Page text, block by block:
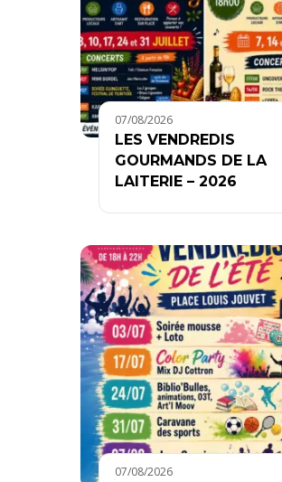
07/08/2026
LES VENDREDIS
GOURMANDS DE LA
LAITERIE – 2026
07/08/2026